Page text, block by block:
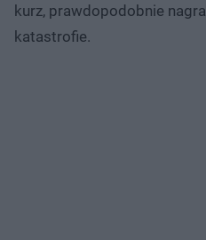
kurz, prawdopodobnie
katastrofie.